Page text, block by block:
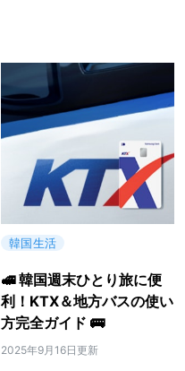
韓国生活
🚅 韓国週末ひとり旅に便
利！KTX＆地方バスの使い
方完全ガイド 🚌
2025年9月16日更新